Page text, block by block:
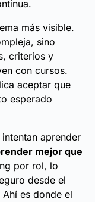
más visible.
sino
criterios y
con cursos.
aceptar que
esperado
aprender
mejor que
por rol, lo
desde el
es donde el